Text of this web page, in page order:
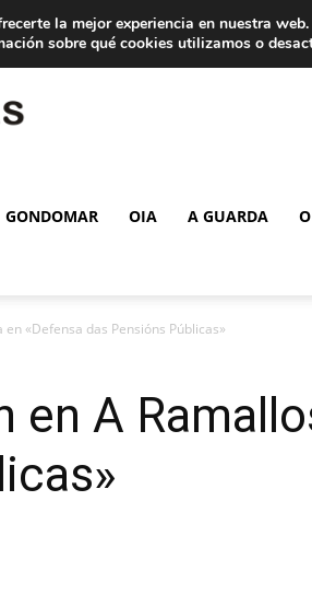
GONDOMAR OIA A GUARDA
«Defensa das Pensións Públicas»
en A
la mejor experiencia en nuestra web.
sobre qué cookies utilizamos o